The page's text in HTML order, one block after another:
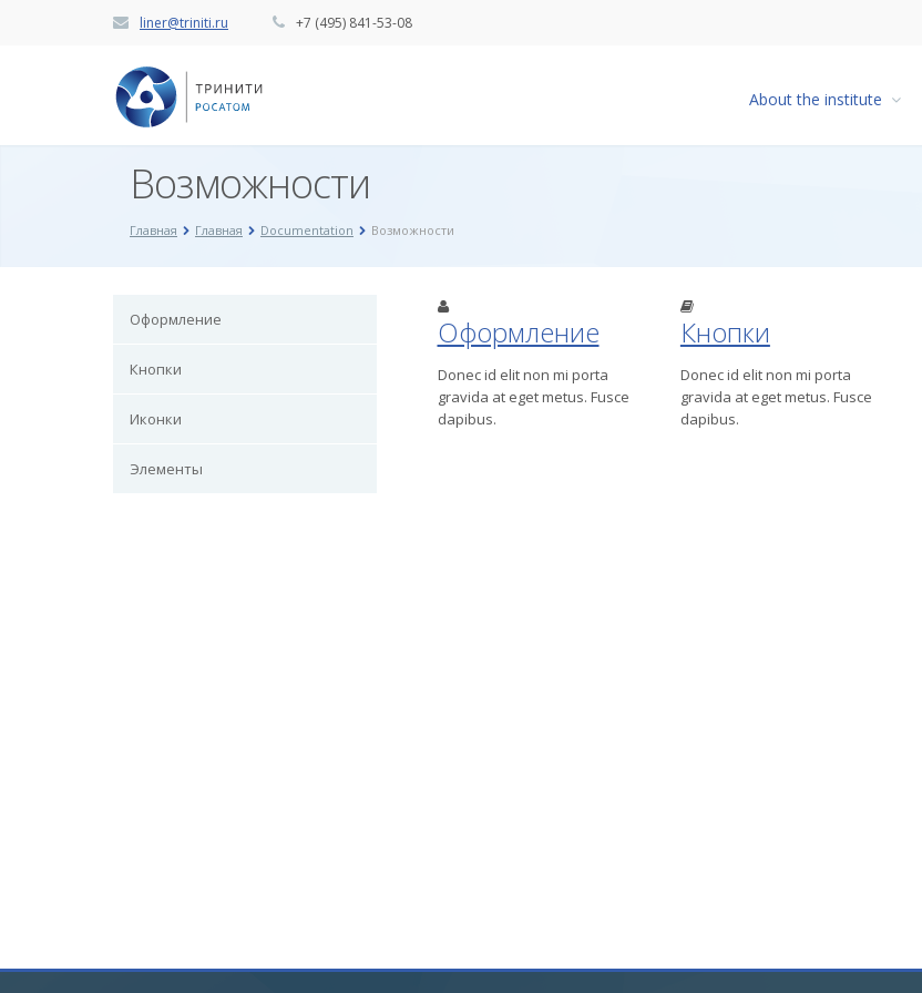
liner@triniti.ru +7 (495) 841-53-08
About the institute
Возможности
Главная Главная Documentation Возможности
Оформление
Кнопки
Иконки
Элементы
Оформление
Donec id elit non mi porta
gravida at eget metus. Fusce
dapibus.
Кнопки
Donec id elit non mi porta
gravida at eget metus. Fusce
dapibus.